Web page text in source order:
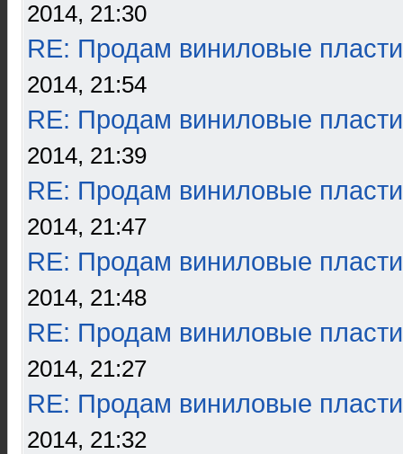
2014, 21:30
RE: Продам виниловые
2014, 21:54
RE: Продам виниловые
2014, 21:39
RE: Продам виниловые
2014, 21:47
RE: Продам виниловые
2014, 21:48
RE: Продам виниловые
2014, 21:27
RE: Продам виниловые
2014, 21:32